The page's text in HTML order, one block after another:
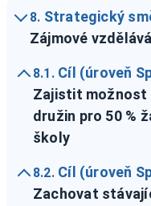
8. Strategický
Zájmové
8.1. Cíl (úroveň
Zajistit možnost
družin pro 50 %
školy
8.2. Cíl (úroveň
Zachovat